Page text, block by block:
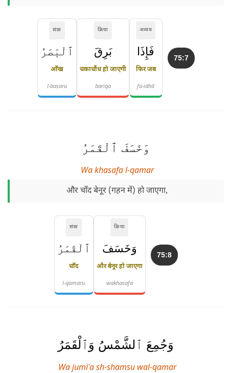
75:7
अव्यय
فَإِذَا
फिर जब
fa-idhā
क्रिया
بَرِقَ
चकाचौंध हो जाएगी
bariqa
संज्ञा
ٱلْبَصَرُ
आँख
l-baṣaru
وَخَسَفَ ٱلْقَمَرُ
Wa khasafa l-qamar
और चाँद बेनूर (गहन में) हो जाएगा,
75:8
क्रिया
وَخَسَفَ
और बेनूर हो जाएगा
wakhasafa
संज्ञा
ٱلْقَمَرُ
चाँद
l-qamaru
وَجُمِعَ ٱلشَّمْسُ وَٱلْقَمَرُ
Wa jumiʿa sh-shamsu wal-qamar